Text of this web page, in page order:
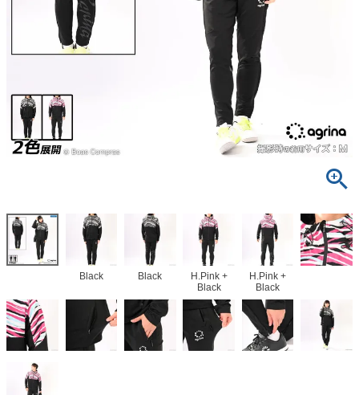
Black Black
H.Pink +
Black
H.Pink +
Black